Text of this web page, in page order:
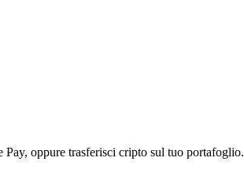
oppure trasferisci cripto sul tuo portafoglio.